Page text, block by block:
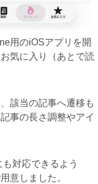
用のiOSアプリを開
気に入り（あとで読
該当の記事へ遷移も
事の長さ調整やアイ
対応できるよう
意しました。